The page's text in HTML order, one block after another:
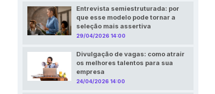
Entrevista semiestruturada: por
que esse modelo pode tornar a
seleção mais assertiva
29/04/2026 14:00
Divulgação de vagas: como atrair
os melhores talentos para sua
empresa
24/04/2026 14:00